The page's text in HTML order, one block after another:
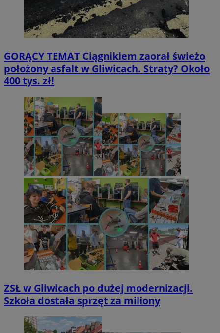
GORĄCY TEMAT Ciągnikiem zaorał świeżo
położony asfalt w Gliwicach. Straty? Około
400 tys. zł!
ZSŁ w Gliwicach po dużej modernizacji.
Szkoła dostała sprzęt za miliony